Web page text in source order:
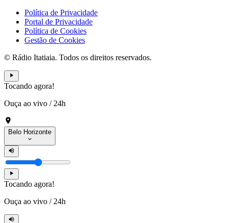
Política de Privacidade
Portal de Privacidade
Política de Cookies
Gestão de Cookies
© Rádio Itatiaia. Todos os direitos reservados.
Tocando agora!
Ouça ao vivo / 24h
Belo Horizonte
Tocando agora!
Ouça ao vivo / 24h